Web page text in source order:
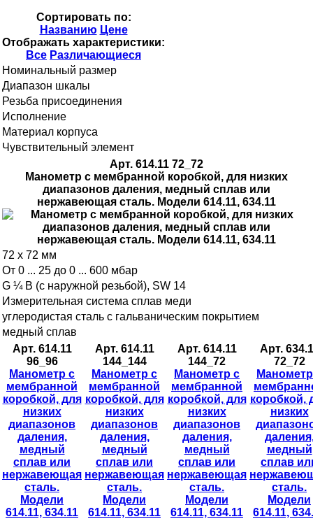
Сортировать по:
Названию Цене
Отображать характеристики:
Все Различающиеся
Номинальный размер
Диапазон шкалы
Резьба присоединения
Исполнение
Материал корпуса
Чувствительный элемент
Арт. 614.11 72_72
Манометр с мембранной коробкой, для низких
диапазонов даления, медный сплав или
нержавеющая сталь. Модели 614.11, 634.11
72 x 72 мм
От 0 ... 25 до 0 ... 600 мбар
G ¼ B (с наружной резьбой), SW 14
Измерительная система сплав меди
углеродистая сталь с гальваническим покрытием
медный сплав
Арт. 614.11
96_96
Манометр с
мембранной
коробкой, для
низких
диапазонов
даления,
медный
сплав или
нержавеющая
сталь.
Модели
614.11, 634.11
Арт. 614.11
144_144
Манометр с
мембранной
коробкой, для
низких
диапазонов
даления,
медный
сплав или
нержавеющая
сталь.
Модели
614.11, 634.11
Арт. 614.11
144_72
Манометр с
мембранной
коробкой, для
низких
диапазонов
даления,
медный
сплав или
нержавеющая
сталь.
Модели
614.11, 634.11
Арт.
72_72
коробкой,
низких
медный
сплав
сталь.
Модели
614.11,